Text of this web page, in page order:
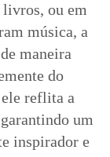
livros, ou em
música, a
maneira
do
reflita a
um
inspirador e